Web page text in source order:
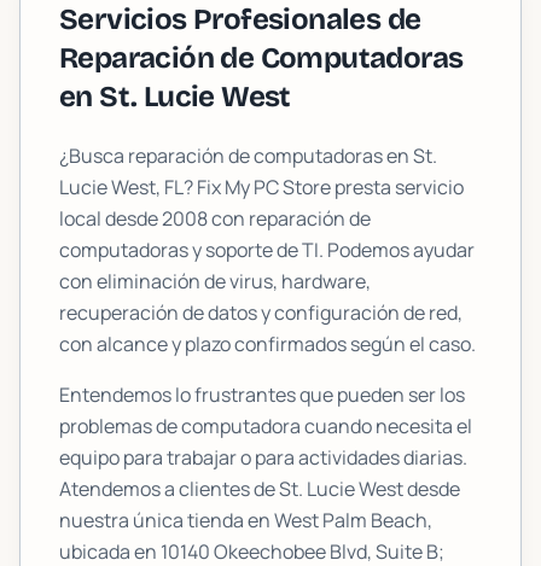
Servicios Profesionales de
Reparación de Computadoras
en St. Lucie West
¿Busca reparación de computadoras enSt.
Lucie West, FL? Fix My PC Store presta servicio
local desde 2008 con reparación de
computadoras y soporte de TI. Podemos ayudar
con eliminación de virus, hardware,
recuperación de datos y configuración de red,
con alcance y plazo confirmados según el caso.
Entendemos lo frustrantes que pueden ser los
problemas de computadora cuando necesita el
equipo para trabajar o para actividades diarias.
Atendemos a clientes deSt. Lucie Westdesde
nuestra única tienda en West Palm Beach,
ubicada en 10140 Okeechobee Blvd, Suite B;